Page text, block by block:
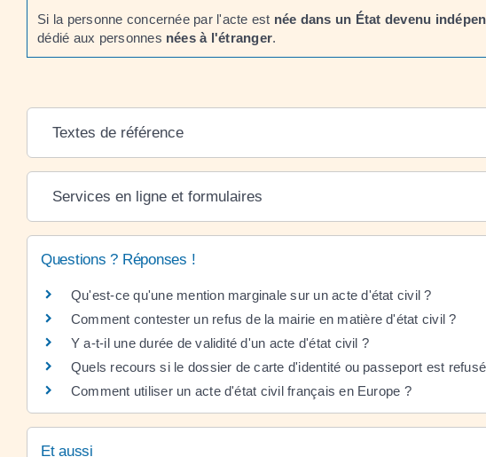
Si la personne concernée par l'acte est née dans un État devenu
dédié aux personnes nées à l'étranger.
Textes de référence
Services en ligne et formulaires
Questions ? Réponses !
Qu'est-ce qu'une mention marginale sur un acte d'état civil ?
Comment contester un refus de la mairie en matière d'état civil ?
Y a-t-il une durée de validité d'un acte d'état civil ?
Quels recours si le dossier de carte d'identité ou passeport est
Comment utiliser un acte d'état civil français en Europe ?
Et aussi